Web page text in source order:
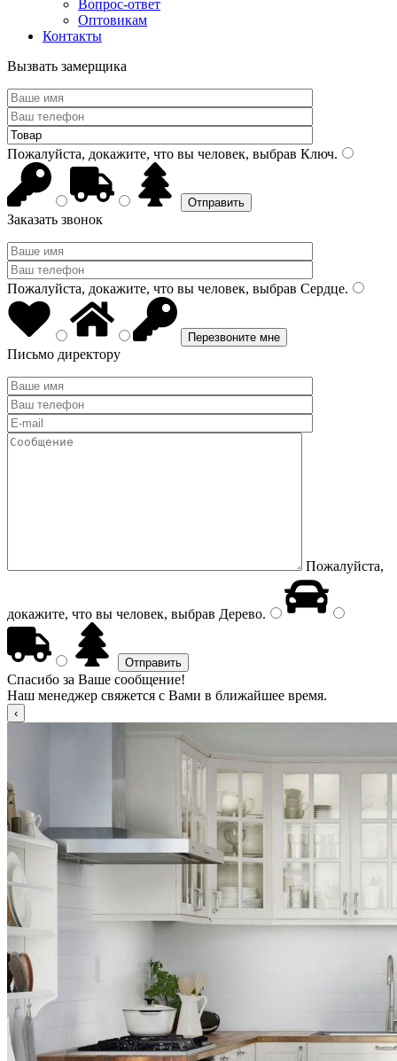
Вопрос-ответ
Оптовикам
Контакты
Вызвать замерщика
Пожалуйста, докажите, что вы человек, выбрав Ключ.
Заказать звонок
Пожалуйста, докажите, что вы человек, выбрав Сердце.
Письмо директору
Пожалуйста,
докажите, что вы человек, выбрав Дерево.
Спасибо за Ваше сообщение!
Наш менеджер свяжется с Вами в ближайшее время.